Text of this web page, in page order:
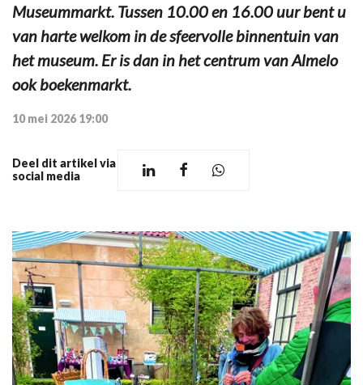
Museummarkt. Tussen 10.00 en 16.00 uur bent u
van harte welkom in de sfeervolle binnentuin van
het museum. Er is dan in het centrum van Almelo
ook boekenmarkt.
10 mei 2026 19:00
Deel dit artikel via
social media